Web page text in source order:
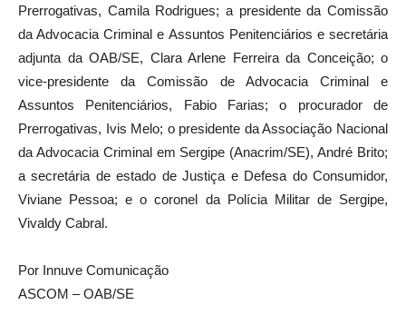
Prerrogativas, Camila Rodrigues; a presidente da Comissão
da Advocacia Criminal e Assuntos Penitenciários e secretária
adjunta da OAB/SE, Clara Arlene Ferreira da Conceição; o
vice-presidente da Comissão de Advocacia Criminal e
Assuntos Penitenciários, Fabio Farias; o procurador de
Prerrogativas, Ivis Melo; o presidente da Associação Nacional
da Advocacia Criminal em Sergipe (Anacrim/SE), André Brito;
a secretária de estado de Justiça e Defesa do Consumidor,
Viviane Pessoa; e o coronel da Polícia Militar de Sergipe,
Vivaldy Cabral.
Por Innuve Comunicação
ASCOM – OAB/SE